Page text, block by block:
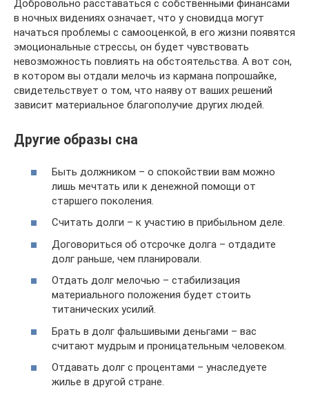
Добровольно расставаться с собственными финансами
в ночных видениях означает, что у сновидца могут
начаться проблемы с самооценкой, в его жизни появятся
эмоциональные стрессы, он будет чувствовать
невозможность повлиять на обстоятельства. А вот сон,
в котором вы отдали мелочь из кармана попрошайке,
свидетельствует о том, что наяву от ваших решений
зависит материальное благополучие других людей.
Другие образы сна
Быть должником – о спокойствии вам можно
лишь мечтать или к денежной помощи от
старшего поколения.
Считать долги – к участию в прибыльном деле.
Договориться об отсрочке долга – отдадите
долг раньше, чем планировали.
Отдать долг мелочью – стабилизация
материального положения будет стоить
титанических усилий.
Брать в долг фальшивыми деньгами – вас
считают мудрым и проницательным человеком.
Отдавать долг с процентами – унаследуете
жилье в другой стране.